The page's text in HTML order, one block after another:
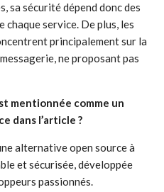
sa sécurité dépend donc des
service. De plus, les
principalement sur la
ne proposant pas
mentionnée comme un
dans l’article ?
alternative open source à
et sécurisée, développée
passionnés.